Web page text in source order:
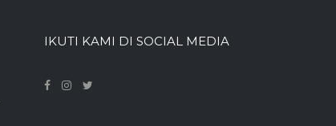
IKUTI KAMI DI SOCIAL MEDIA